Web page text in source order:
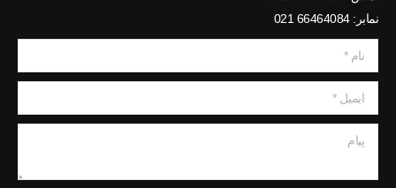
نمابر: 66464084 021
نام *
ایمیل *